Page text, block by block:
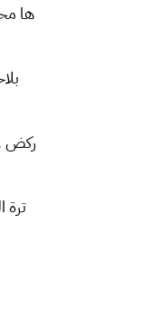
ها
ركض
ترة